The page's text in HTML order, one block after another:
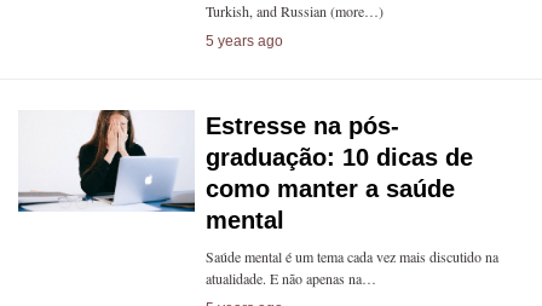
Turkish, and Russian (more…)
5 years ago
Estresse na pós-
graduação: 10 dicas de
como manter a saúde
mental
Saúde mental é um tema cada vez mais discutido na
atualidade. E não apenas na…